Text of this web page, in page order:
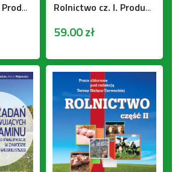
Rolnictwo cz. III. Produkcja zwierzęca. Owce, kozy, konie, drób, pszczoły, króliki. Rolnictwo cz. I. Produkcja zwierzęca. Wiadomości podstawowe
59.00zł